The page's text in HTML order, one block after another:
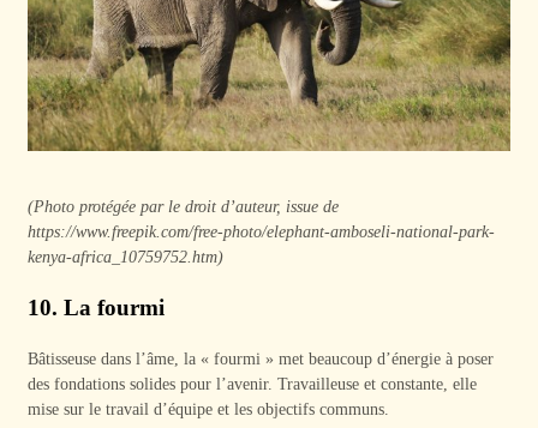
(Photo protégée par le droit d’auteur, issue de
https://www.freepik.com/free-photo/elephant-amboseli-national-park-
kenya-africa_10759752.htm)
10. La fourmi
Bâtisseuse dans l’âme, la « fourmi » met beaucoup d’énergie à poser
des fondations solides pour l’avenir. Travailleuse et constante, elle
mise sur le travail d’équipe et les objectifs communs.